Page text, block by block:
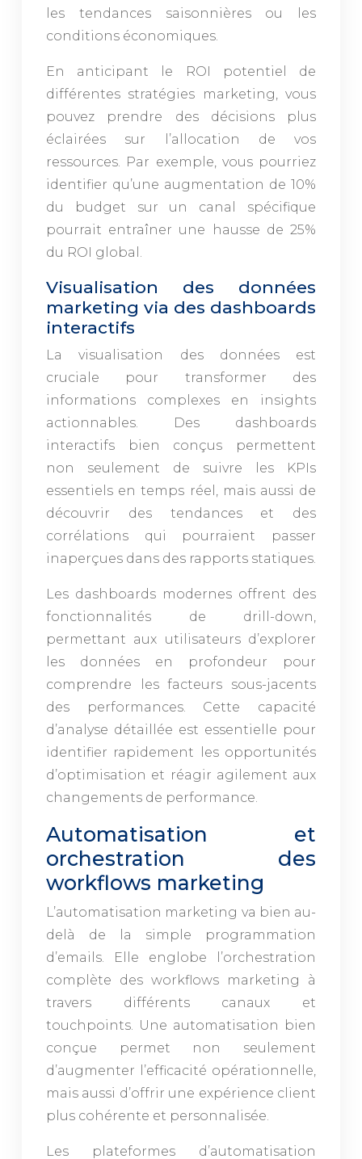
les tendances saisonnières ou les
conditions économiques.
En anticipant le ROI potentiel de
différentes stratégies marketing, vous
pouvez prendre des décisions plus
éclairées sur l’allocation de vos
ressources. Par exemple, vous pourriez
identifier qu’une augmentation de 10%
du budget sur un canal spécifique
pourrait entraîner une hausse de 25%
du ROI global.
Visualisation des données
marketing via des dashboards
interactifs
La visualisation des données est
cruciale pour transformer des
informations complexes en insights
actionnables. Des dashboards
interactifs bien conçus permettent
non seulement de suivre les KPIs
essentiels en temps réel, mais aussi de
découvrir des tendances et des
corrélations qui pourraient passer
inaperçues dans des rapports statiques.
Les dashboards modernes offrent des
fonctionnalités de drill-down,
permettant aux utilisateurs d’explorer
les données en profondeur pour
comprendre les facteurs sous-jacents
des performances. Cette capacité
d’analyse détaillée est essentielle pour
identifier rapidement les opportunités
d’optimisation et réagir agilement aux
changements de performance.
Automatisation et
orchestration des
workflows marketing
L’automatisation marketing va bien au-
delà de la simple programmation
d’emails. Elle englobe l’orchestration
complète des workflows marketing à
travers différents canaux et
touchpoints. Une automatisation bien
conçue permet non seulement
d’augmenter l’efficacité opérationnelle,
mais aussi d’offrir une expérience client
plus cohérente et personnalisée.
Les plateformes d’automatisation